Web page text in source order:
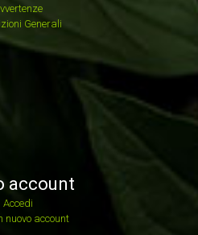
Generali
account
Accedi
nuovo account